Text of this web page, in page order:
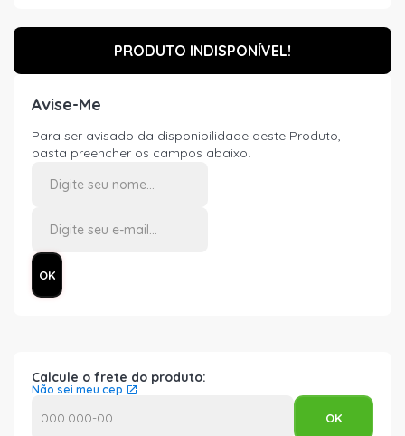
PRODUTO INDISPONÍVEL!
Avise-Me
Para ser avisado da disponibilidade deste Produto,
basta preencher os campos abaixo.
Calcule o frete do produto:
Não sei meu cep